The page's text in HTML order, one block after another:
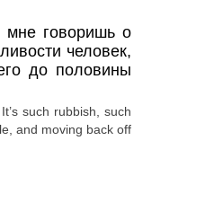
говоришь о
человек,
до половины
such rubbish, such
and moving back off